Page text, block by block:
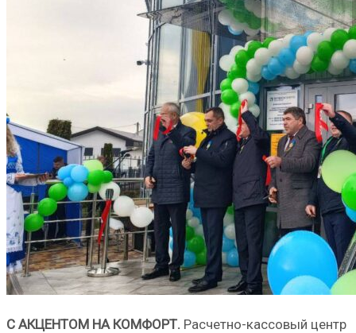
С АКЦЕНТОМ НА КОМФОРТ. Расчетно-кассовый центр